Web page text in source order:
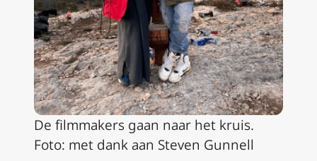
De filmmakers gaan naar het kruis.
Foto: met dank aan Steven Gunnell